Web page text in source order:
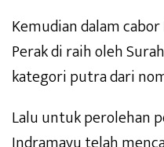
Kemudian dalam
Perak di raih oleh
kategori putra dari
Lalu untuk perolehan